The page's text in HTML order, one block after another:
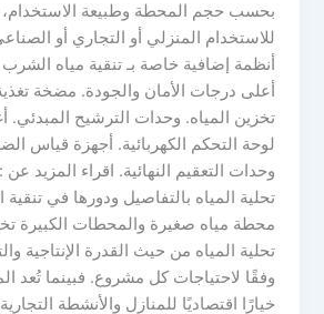
بحسب حجم المحطة وطبيعة
للاستخدام المنزلي أو التجاري أو
أنظمة إضافية خاصة بـ تنقية مياه
أعلى درجات الأمان والجودة. مضخة
تخزين المياه. وحدات الترشيح المبدئي.
لوحة التحكم الكهربائية. أجهزة قياس
وحدات التعقيم النهائية. اقراء المزيد
تحلية المياه بالتفاصيل ودورها في تنقية
محطة مياه صغيرة والمحطات الكبيرة
تحلية المياه من حيث القدرة الإنتاجية
وفقًا لاحتياجات كل مشروع. فبينما تُعد
خيارًا اقتصاديًا للمنازل والأنشطة